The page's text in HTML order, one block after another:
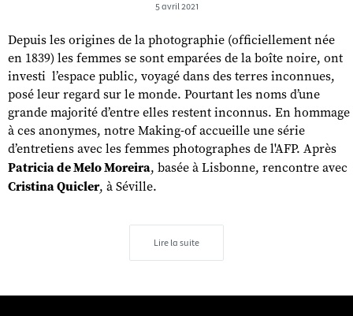
5 avril 2021
Depuis les origines de la photographie (officiellement née
en 1839) les femmes se sont emparées de la boîte noire, ont
investi l’espace public, voyagé dans des terres inconnues,
posé leur regard sur le monde. Pourtant les noms d’une
grande majorité d’entre elles restent inconnus. En hommage
à ces anonymes, notre Making-of accueille une série
d’entretiens avec les femmes photographes de l'AFP. Après
Patricia de Melo Moreira, basée à Lisbonne, rencontre avec
Cristina Quicler, à Séville.
Lire la suite